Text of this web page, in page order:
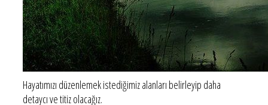
Hayatımızı düzenlemek istediğimiz alanları belirleyip daha
detaycı ve titiz olacağız.